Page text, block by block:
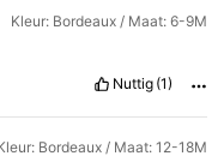
Kleur: Bordeaux / Maat: 6-9M
Nuttig (1)
Bordeaux / Maat: 12-18M